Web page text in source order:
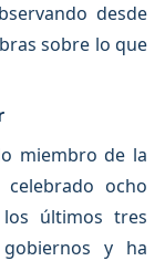
desde
sobre lo que
miembro de la
ocho
los últimos tres
y ha